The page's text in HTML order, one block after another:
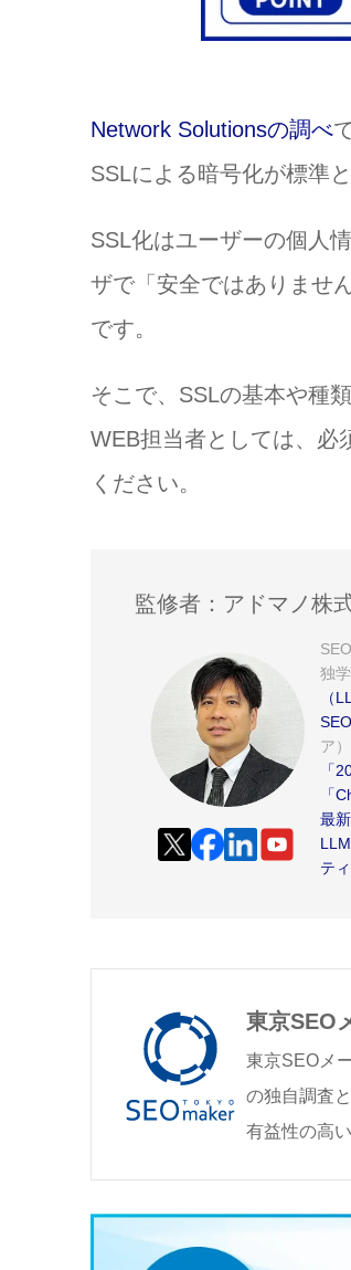
Network Solutionsの調べ
SSLによる暗号化が標準
SSL化はユーザーの個人
ザで「安全ではありませ
です。
そこで、SSLの基本や種
WEB担当者としては、必
ください。
監修者：アドマノ
独
（
ア
「
「
最
テ
東京SEO
東京SEOメ
の独自調査
有益性の高